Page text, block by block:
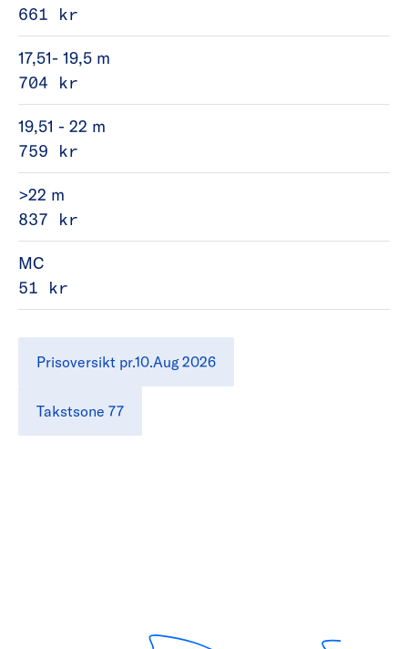
661 kr
17,51- 19,5 m
704 kr
19,51 - 22 m
759 kr
>22 m
837 kr
MC
51 kr
Prisoversikt pr.10.Aug 2026
Takstsone 77